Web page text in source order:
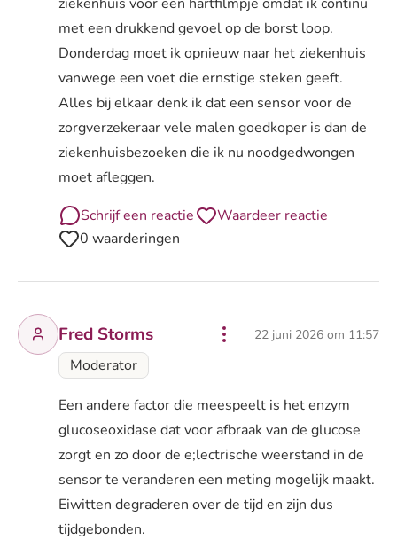
met een drukkend gevoel op de borst loop.
Donderdag moet ik opnieuw naar het ziekenhuis
vanwege een voet die ernstige steken geeft.
Alles bij elkaar denk ik dat een sensor voor de
zorgverzekeraar vele malen goedkoper is dan de
ziekenhuisbezoeken die ik nu noodgedwongen
moet afleggen.
Schrijf een reactie
Waardeer reactie
0 waarderingen
Fred Storms 22 juni 2026 om 11:57
Moderator
Een andere factor die meespeelt is het enzym
glucoseoxidase dat voor afbraak van de glucose
zorgt en zo door de e;lectrische weerstand in de
sensor te veranderen een meting mogelijk maakt.
Eiwitten degraderen over de tijd en zijn dus
tijdgebonden.